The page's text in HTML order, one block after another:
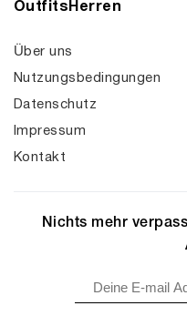
OutfitsHerren
Über uns
Nutzungsbedingungen
Datenschutz
Impressum
Kontakt
Nichts mehr